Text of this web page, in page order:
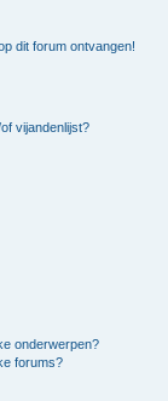
dit forum ontvangen!
vijandenlijst?
onderwerpen?
forums?